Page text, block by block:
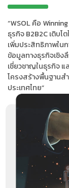
“WSOL คือ
ธุรกิจ B2B2C เติบโ
เพิ่มประสิทธิภาพใน
ข้อมูลทางธุรกิจเชิง
เชี่ยวชาญในธุรกิจ แ
โครงสร้างพื้นฐานส
ประเทศไทย”